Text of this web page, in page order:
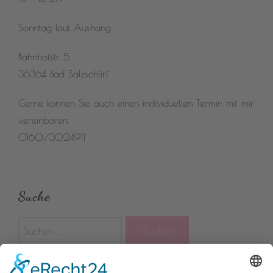
Sonntag laut Aushang
Bahnhofstr. 5
36364 Bad Salzschlirf
Gerne können Sie auch einen individuellen Termin mit mir
vereinbaren.
0160/3024911
Suche
nach: